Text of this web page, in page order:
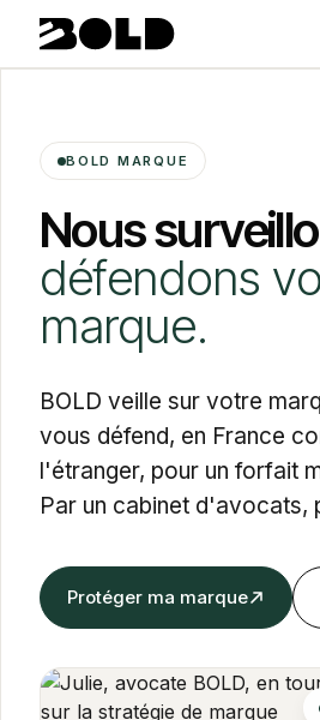
BOLD MARQUE
Nous
défendons
marque.
BOLD veille sur votre
vous défend, en France
l'étranger, pour un forfait
Par un cabinet d'avocats,
Protéger ma marque